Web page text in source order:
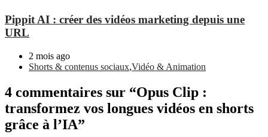
Pippit AI : créer des vidéos marketing depuis une
URL
2 mois ago
Shorts & contenus sociaux,Vidéo & Animation
4 commentaires sur “Opus Clip :
transformez vos longues vidéos en shorts
grâce à l’IA”